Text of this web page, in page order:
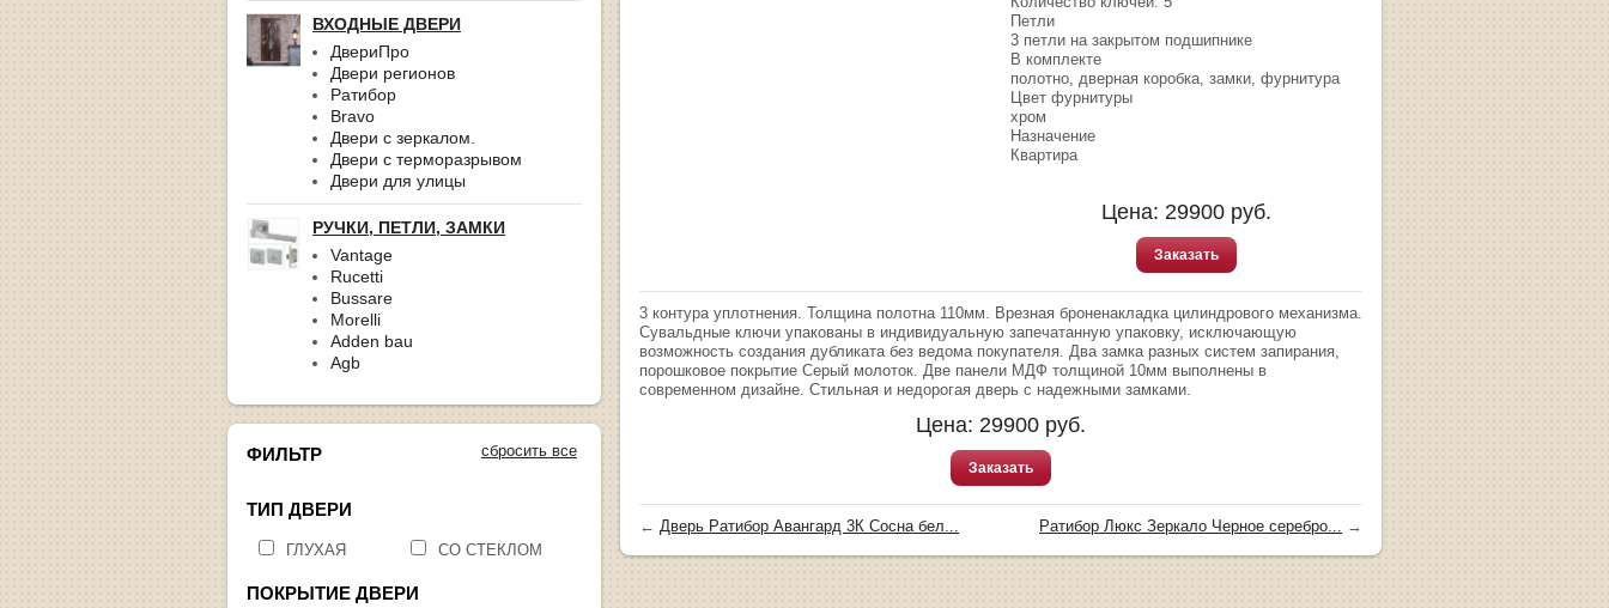
ВХОДНЫЕ ДВЕРИ
ДвериПро
Двери регионов
Ратибор
Bravo
Двери с зеркалом.
Двери с терморазрывом
Двери для улицы
РУЧКИ, ПЕТЛИ, ЗАМКИ
Vantage
Rucetti
Bussare
Morelli
Adden bau
Agb
сбросить все
ФИЛЬТР
ТИП ДВЕРИ
ГЛУХАЯ СО СТЕКЛОМ
ПОКРЫТИЕ ДВЕРИ
Петли
3 петли на закрытом подшипнике
В комплекте
полотно, дверная коробка, замки, фурнитура
Цвет фурнитуры
хром
Назначение
Квартира
Цена: 29900 руб.
Заказать
3 контура уплотнения. Толщина полотна 110мм. Врезная броненакладка цилиндрового механизма.
Сувальдные ключи упакованы в индивидуальную запечатанную упаковку, исключающую
возможность создания дубликата без ведома покупателя. Два замка разных систем запирания,
порошковое покрытие Серый молоток. Две панели МДФ толщиной 10мм выполнены в
современном дизайне. Стильная и недорогая дверь с надежными замками.
Цена: 29900 руб.
Заказать
← Дверь Ратибор Авангард 3К Сосна бел... Ратибор Люкс Зеркало Черное серебро... →